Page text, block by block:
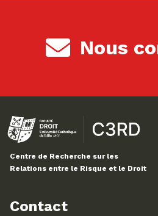
Nous
Centre de Recherche sur les
Relations entre le Risque et le Droit
Contact